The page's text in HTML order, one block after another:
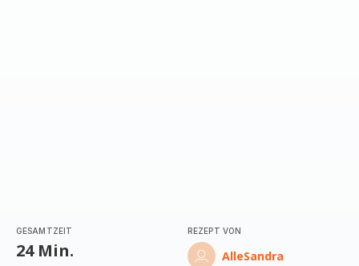
GESAMTZEIT
24 Min.
REZEPT VON
AlleSandra